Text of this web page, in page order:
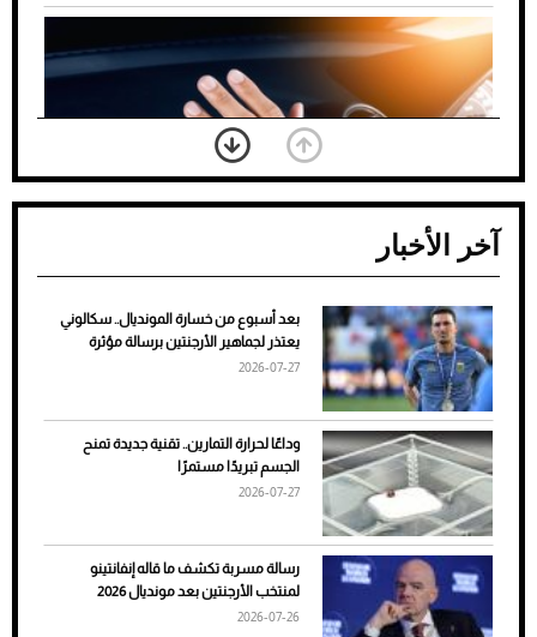
ضعف تبريد مكيف السيارة عند الوقوف.. أشهر
الأسباب والحلول
آخر الأخبار
بعد أسبوع من خسارة المونديال.. سكالوني
يعتذر لجماهير الأرجنتين برسالة مؤثرة
2026-07-27
وداعًا لحرارة التمارين.. تقنية جديدة تمنح
الجسم تبريدًا مستمرًا
2026-07-27
رسالة مسربة تكشف ما قاله إنفانتينو
لمنتخب الأرجنتين بعد مونديال 2026
2026-07-26